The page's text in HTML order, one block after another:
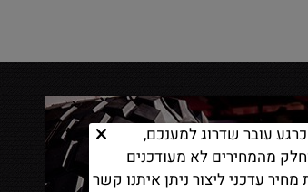
עובר שדרוג למענכם,
מהמחירים לא מעודכנים
עדכני ליצור ניתן איתנו קשר